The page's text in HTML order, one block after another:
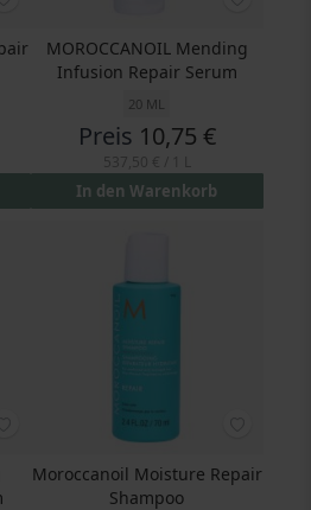
MOROCCANOIL Mending
Infusion Repair Serum
20 ML
Preis 10,75 €
In den Warenkorb
Moroccanoil Moisture Repair
Shampoo